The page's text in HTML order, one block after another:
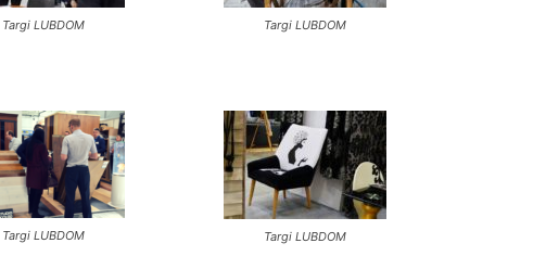
Targi LUBDOM Targi LUBDOM
Targi LUBDOM Targi LUBDOM